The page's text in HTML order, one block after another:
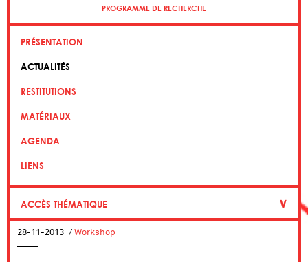
PROGRAMME DE RECHERCHE
PRÉSENTATION
ACTUALITÉS
RESTITUTIONS
MATÉRIAUX
AGENDA
LIENS
ACCÈS THÉMATIQUE ∨
28-11-2013 / Workshop